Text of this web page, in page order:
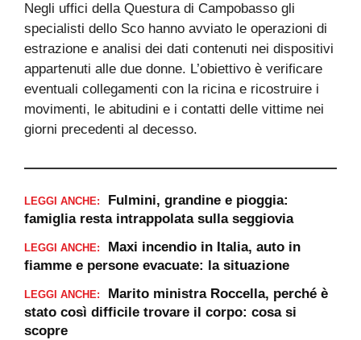
Negli uffici della Questura di Campobasso gli
specialisti dello Sco hanno avviato le operazioni di
estrazione e analisi dei dati contenuti nei dispositivi
appartenuti alle due donne. L’obiettivo è verificare
eventuali collegamenti con la ricina e ricostruire i
movimenti, le abitudini e i contatti delle vittime nei
giorni precedenti al decesso.
LEGGI ANCHE:
Fulmini, grandine e pioggia:
famiglia resta intrappolata sulla seggiovia
LEGGI ANCHE:
Maxi incendio in Italia, auto in
fiamme e persone evacuate: la situazione
LEGGI ANCHE:
Marito ministra Roccella, perché è
stato così difficile trovare il corpo: cosa si
scopre